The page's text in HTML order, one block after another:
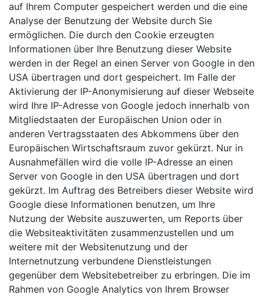
auf Ihrem Computer gespeichert werden und die eine
Analyse der Benutzung der Website durch Sie
ermöglichen. Die durch den Cookie erzeugten
Informationen über Ihre Benutzung dieser Website
werden in der Regel an einen Server von Google in den
USA übertragen und dort gespeichert. Im Falle der
Aktivierung der IP-Anonymisierung auf dieser Webseite
wird Ihre IP-Adresse von Google jedoch innerhalb von
Mitgliedstaaten der Europäischen Union oder in
anderen Vertragsstaaten des Abkommens über den
Europäischen Wirtschaftsraum zuvor gekürzt. Nur in
Ausnahmefällen wird die volle IP-Adresse an einen
Server von Google in den USA übertragen und dort
gekürzt. Im Auftrag des Betreibers dieser Website wird
Google diese Informationen benutzen, um Ihre
Nutzung der Website auszuwerten, um Reports über
die Websiteaktivitäten zusammenzustellen und um
weitere mit der Websitenutzung und der
Internetnutzung verbundene Dienstleistungen
gegenüber dem Websitebetreiber zu erbringen. Die im
Rahmen von Google Analytics von Ihrem Browser